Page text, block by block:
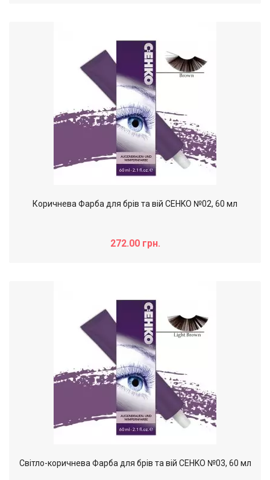
Коричнева Фарба для брів та вій CEHKO №02, 60 мл
272.00 грн.
Світло-коричнева Фарба для брів та вій CEHKO №03, 60 мл